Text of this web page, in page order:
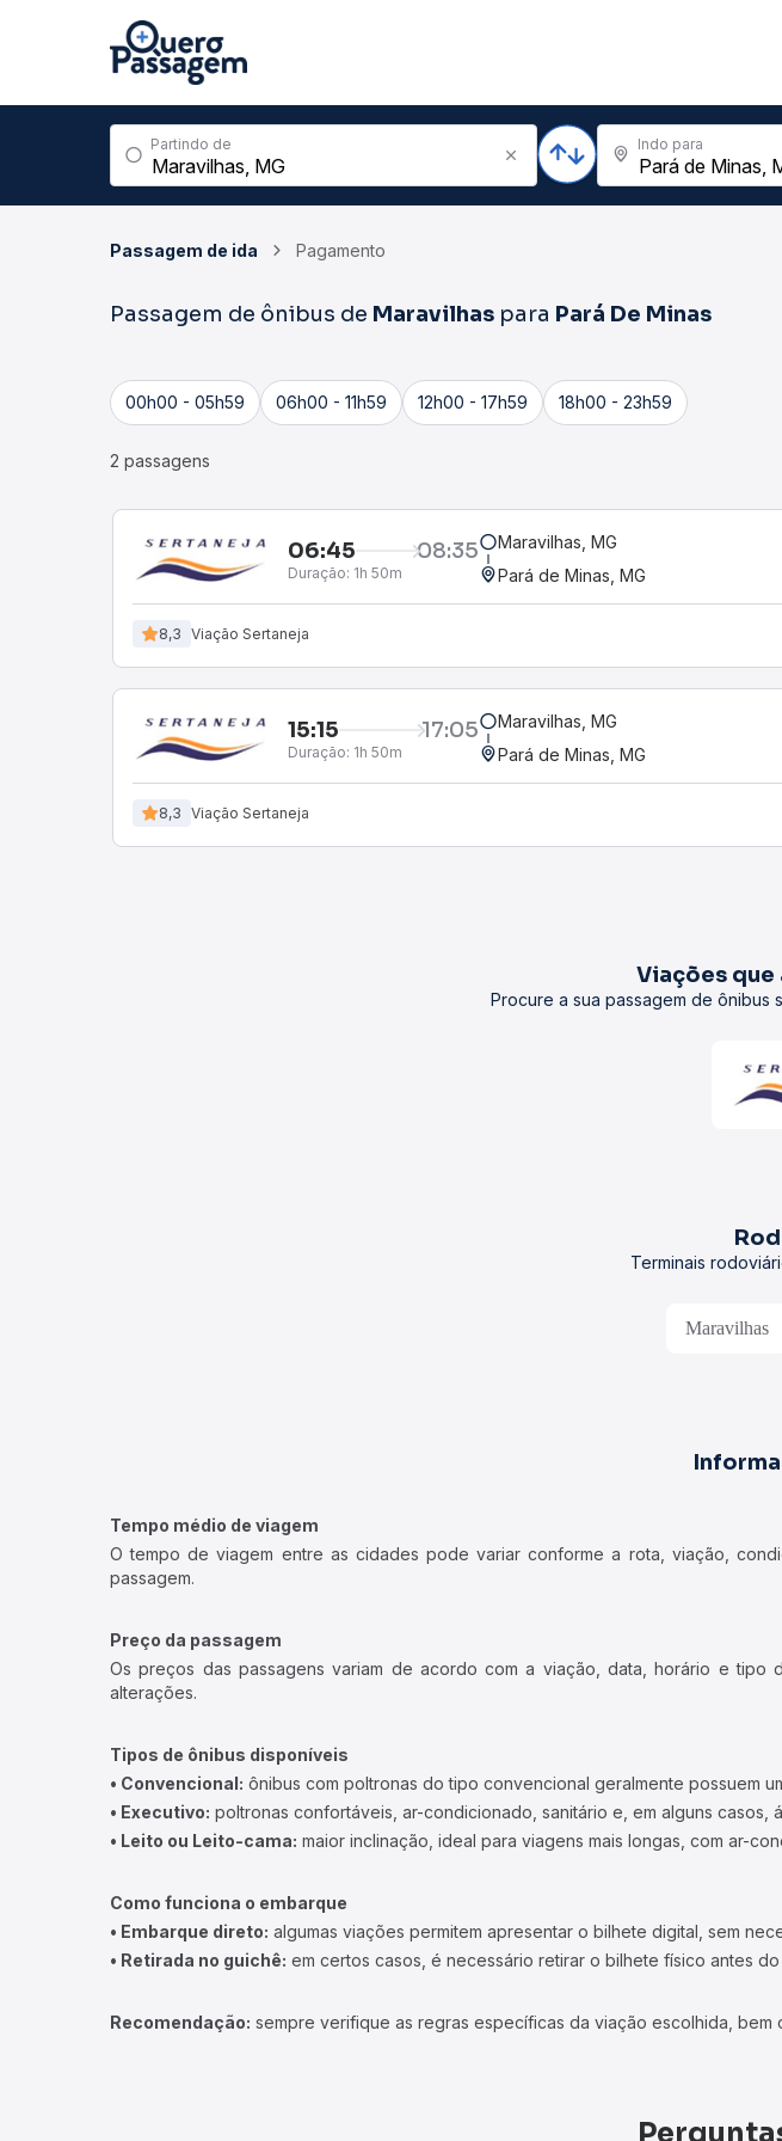
Partindo de Indo para
Passagem de ida Pagamento
Passagem de ônibus de Maravilhas para Pará De Minas
00h00 - 05h59 06h00 - 11h59 12h00 - 17h59 18h00 - 23h59
2 passagens
06:45 08:35
Duração: 1h 50m
Maravilhas, MG
Pará de Minas, MG
8,3 Viação Sertaneja
15:15 17:05
Duração: 1h 50m
Maravilhas, MG
Pará de Minas, MG
8,3 Viação Sertaneja
Viações que
Procure a sua passagem de
Terminais
Maravilhas
Tempo médio de viagem
O tempo de viagem entre as cidades pode variar conforme a rota, viação,
passagem.
Preço da passagem
Os preços das passagens variam de acordo com a viação, data, horário e
alterações.
Tipos de ônibus disponíveis
• Convencional: ônibus com poltronas do tipo convencional geralmente possuem
• Executivo: poltronas confortáveis, ar-condicionado, sanitário e, em alguns casos,
• Leito ou Leito-cama: maior inclinação, ideal para viagens mais longas, com ar-
Como funciona o embarque
• Embarque direto: algumas viações permitem apresentar o bilhete digital, sem
• Retirada no guichê: em certos casos, é necessário retirar o bilhete físico antes
Recomendação: sempre verifique as regras específicas da viação escolhida,